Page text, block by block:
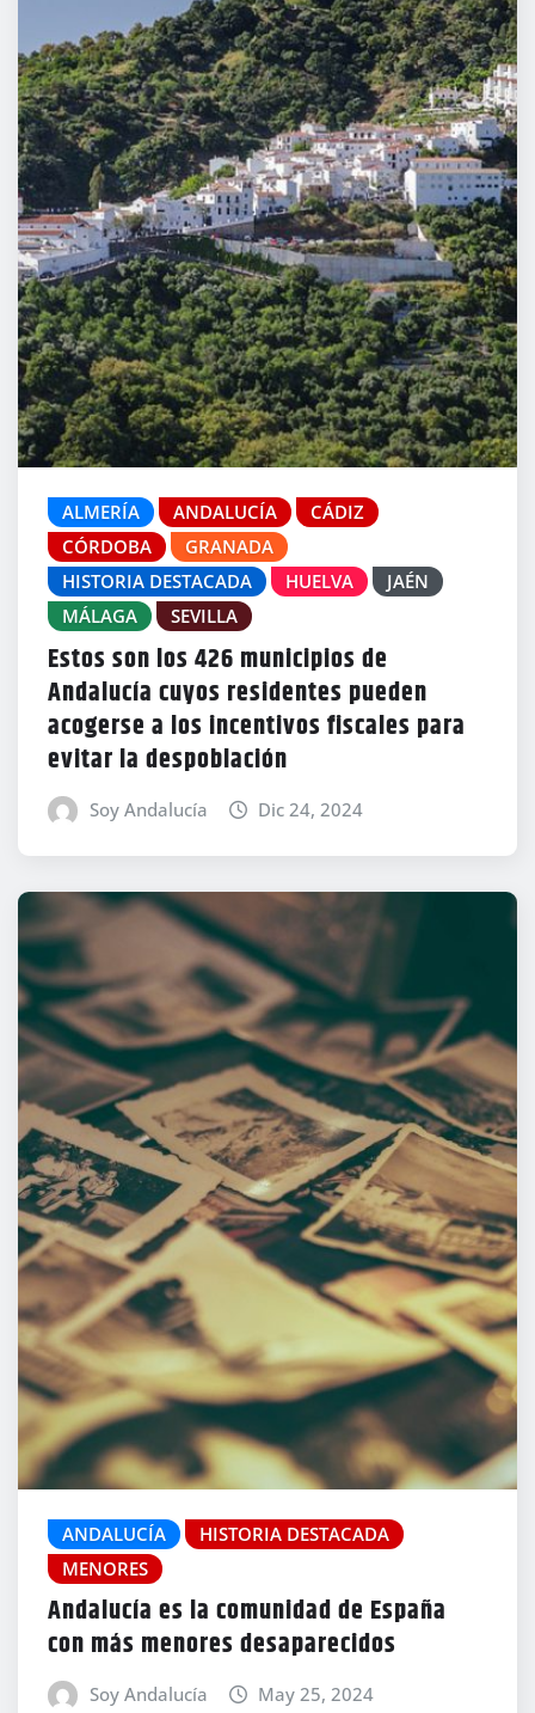
ALMERÍA ANDALUCÍA
CÁDIZ
CÓRDOBA
GRANADA
HISTORIA DESTACADA
HUELVA
JAÉN
MÁLAGA
SEVILLA
Estos son los 426 municipios de
Andalucía cuyos residentes pueden
acogerse a los incentivos fiscales para
evitar la despoblación
Soy Andalucía Dic 24, 2024
ANDALUCÍA
HISTORIA DESTACADA
MENORES
Andalucía es la comunidad de España
con más menores desaparecidos
Soy Andalucía May 25, 2024